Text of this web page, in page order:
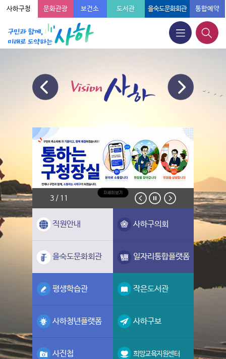
사하구청 문화관광 보건소 도서관 을숙도문화회관 통합예약
3 / 11
직원안내 사하구의회
을숙도문화회관 일자리통합플랫폼
평생학습관 작은도서관
사하청년플랫폼 사하구보
사진첩 희망교육지원센터